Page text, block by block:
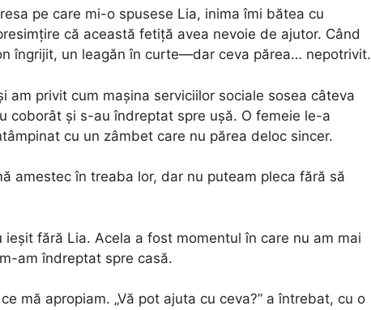
pe care mi-o spusese Lia, inima îmi bătea cu
că această fetiță avea nevoie de ajutor. Când
îngrijit, un leagăn în curte—dar ceva părea… nepotrivit.
am privit cum mașina serviciilor sociale sosea câteva
coborât și s-au îndreptat spre ușă. O femeie le-a
cu un zâmbet care nu părea deloc sincer.
amestec în treaba lor, dar nu puteam pleca fără să
ieșit fără Lia. Acela a fost momentul în care nu am mai
am îndreptat spre casă.
mă apropiam. „Vă pot ajuta cu ceva?” a întrebat, cu o